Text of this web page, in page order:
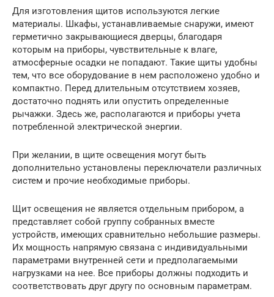
Для изготовления щитов используются легкие
материалы. Шкафы, устанавливаемые снаружи, имеют
герметично закрывающиеся дверцы, благодаря
которым на приборы, чувствительные к влаге,
атмосферные осадки не попадают. Такие щиты удобны
тем, что все оборудование в нем расположено удобно и
компактно. Перед длительным отсутствием хозяев,
достаточно поднять или опустить определенные
рычажки. Здесь же, располагаются и приборы учета
потребленной электрической энергии.
При желании, в щите освещения могут быть
дополнительно установлены переключатели различных
систем и прочие необходимые приборы.
Щит освещения не является отдельным прибором, а
представляет собой группу собранных вместе
устройств, имеющих сравнительно небольшие размеры.
Их мощность напрямую связана с индивидуальными
параметрами внутренней сети и предполагаемыми
нагрузками на нее. Все приборы должны подходить и
соответствовать друг другу по основным параметрам.